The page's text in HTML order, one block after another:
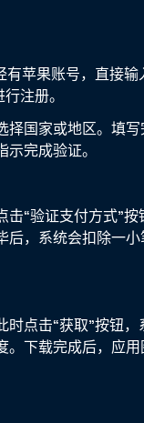
苹果账号，直接
注册。
择国家或地区。填
完成验证。
“验证支付方式”
后，系统会扣除一
点击“获取”按钮
。下载完成后，应